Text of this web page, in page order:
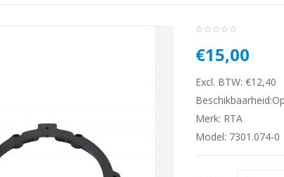
€15,00
Excl. BTW: €12,40
Merk: RTA
Model: 7301.074-0